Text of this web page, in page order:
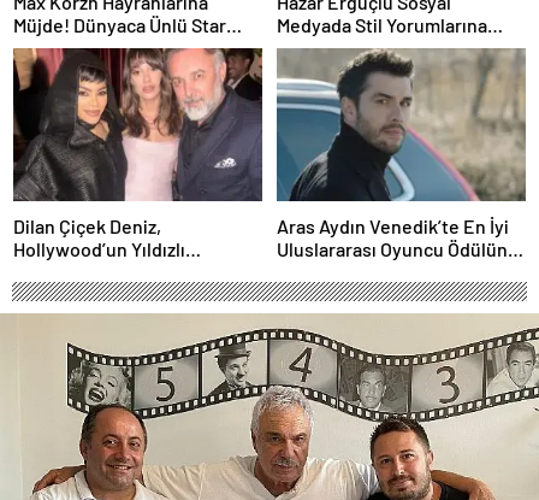
Müjde! Dünyaca Ünlü Star
İstanbul’da Canlı
Performansla Hayranlarıyla
Buluşuyor
Medyada Stil Yorumlarına
Neden Oldu
Dilan Çiçek Deniz,
Hollywood’un Yıldızlı
Aras Aydın Venedik’te En İyi
Uluslararası Oyuncu Ödülünü